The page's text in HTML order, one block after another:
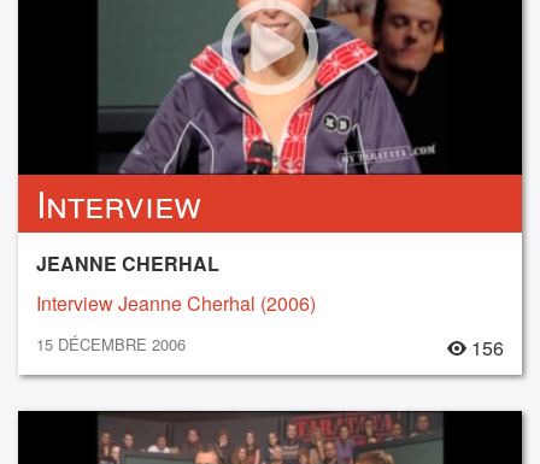
Interview
JEANNE CHERHAL
Interview Jeanne Cherhal (2006)
15 DÉCEMBRE 2006 156